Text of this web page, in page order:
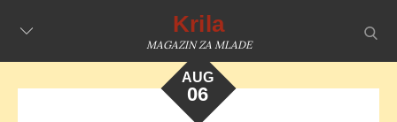
Krila
MAGAZIN ZA MLADE
AUG
06